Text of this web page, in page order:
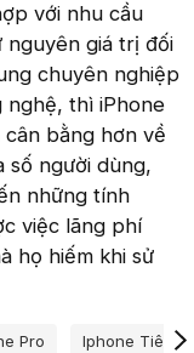
với nhu cầu
nguyên giá trị đối
chuyên nghiệp
nghệ, thì iPhone
bằng hơn về
số người dùng,
những tính
việc lãng phí
họ hiếm khi sử
Pro Iphone Tiêu